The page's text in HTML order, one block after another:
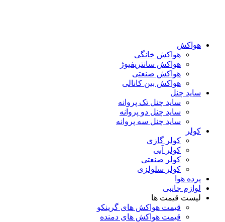
هواکش
هواکش خانگی
هواکش سانتریفیوژ
هواکش صنعتی
هواکش بین کانالی
ساید چنل
ساید چنل تک پروانه
ساید چنل دو پروانه
ساید چنل سه پروانه
کولر
کولر گازی
کولر آبی
کولر صنعتی
کولر سلولزی
پرده هوا
لوازم جانبی
لیست قیمت ها
قیمت هواکش های گرینکو
قیمت هواکش های دمنده